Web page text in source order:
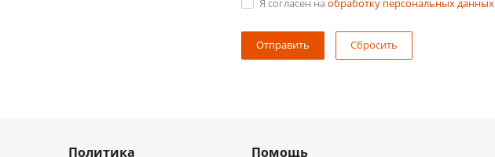
Я согласен на обработку персональных данных
Сбросить
Политика Помощь